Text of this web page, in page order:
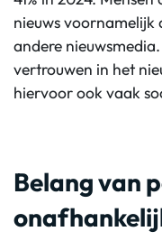
nieuws voornamelijk
andere
vertrouwen in het
hiervoor ook vaak
Belang van